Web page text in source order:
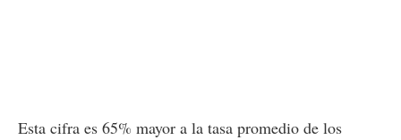
Esta cifra es 65% mayor a la tasa promedio de los